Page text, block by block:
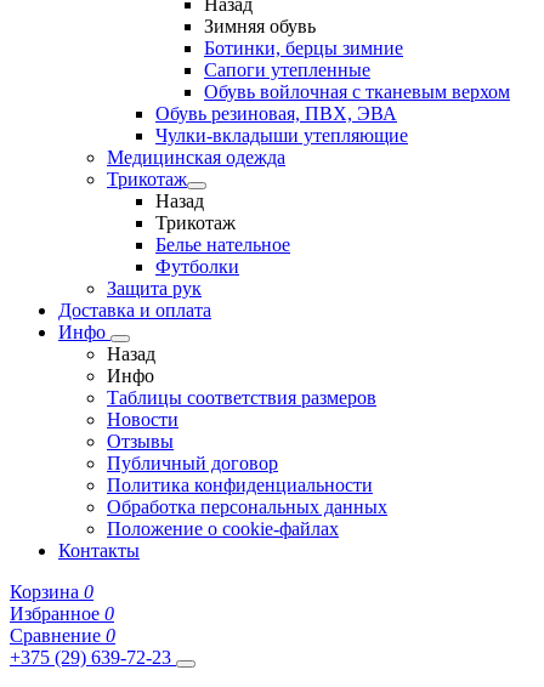
Назад
Зимняя обувь
Ботинки, берцы зимние
Сапоги утепленные
Обувь войлочная с тканевым верхом
Обувь резиновая, ПВХ, ЭВА
Чулки-вкладыши утепляющие
Медицинская одежда
Трикотаж
Назад
Трикотаж
Белье нательное
Футболки
Защита рук
Доставка и оплата
Инфо
Назад
Инфо
Таблицы соответствия размеров
Новости
Отзывы
Публичный договор
Политика конфиденциальности
Обработка персональных данных
Положение о cookie-файлах
Контакты
Корзина 0
Избранное 0
Сравнение 0
+375 (29) 639-72-23